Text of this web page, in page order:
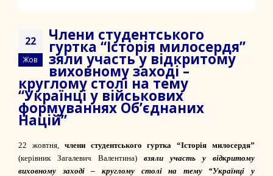
22
Жов
Члени студентського
гуртка “Історія милосердя”
зяли участь у відкритому
виховному заході –
круглому столі на тему
“Українці у військових
формуваннях Об’єднаних
Націй”
22 жовтня, члени студентського гуртка “Історія милосердя”
(керівник Загалевич Валентина) взяли участь у відкритому
виховному заході – круглому столі на тему “Українці у